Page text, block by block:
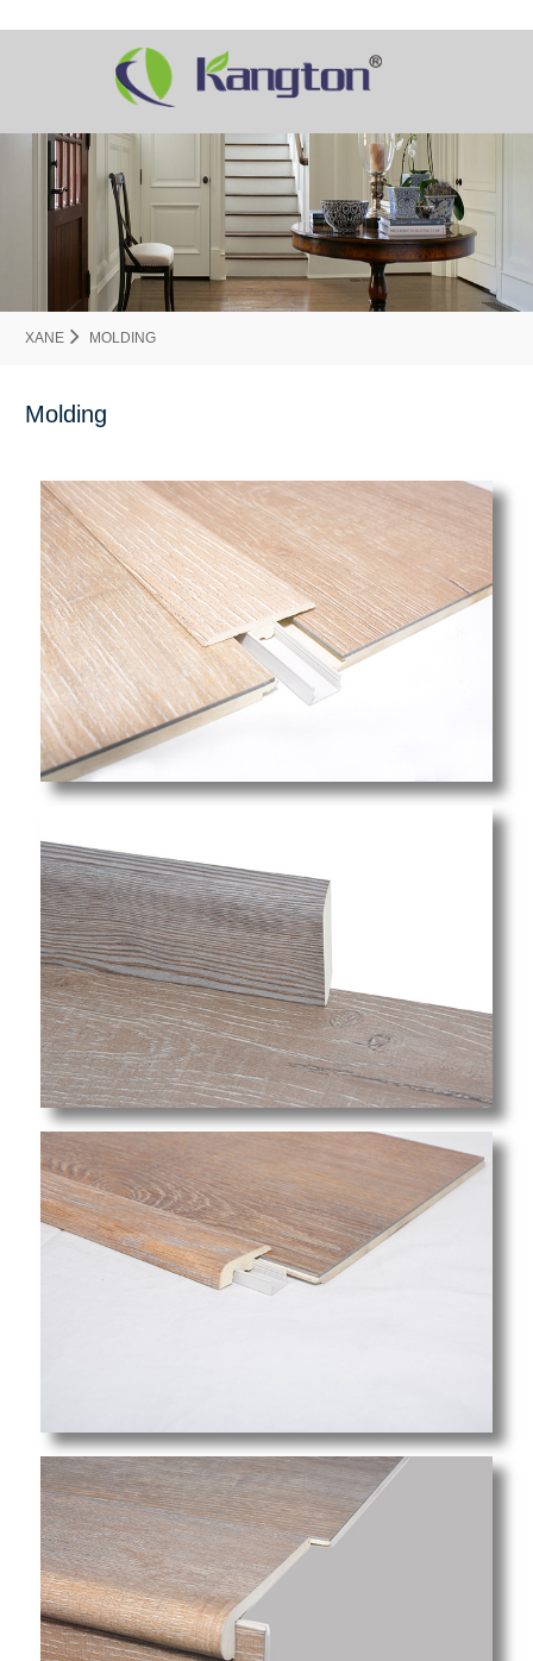
XANE MOLDING
Molding